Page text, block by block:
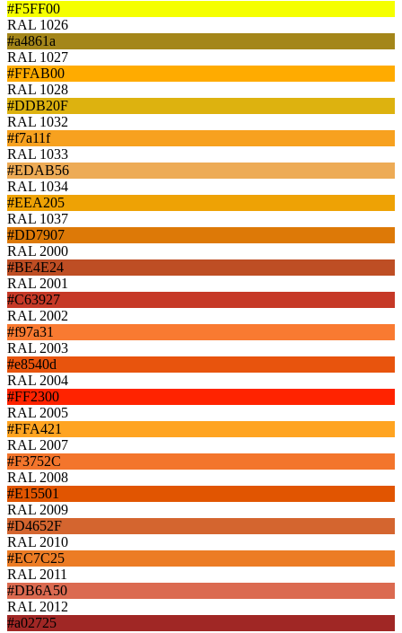
#F5FF00
RAL 1026
#a4861a
RAL 1027
#FFAB00
RAL 1028
#DDB20F
RAL 1032
#f7a11f
RAL 1033
#EDAB56
RAL 1034
#EEA205
RAL 1037
#DD7907
RAL 2000
#BE4E24
RAL 2001
#C63927
RAL 2002
#f97a31
RAL 2003
#e8540d
RAL 2004
#FF2300
RAL 2005
#FFA421
RAL 2007
#F3752C
RAL 2008
#E15501
RAL 2009
#D4652F
RAL 2010
#EC7C25
RAL 2011
#DB6A50
RAL 2012
#a02725